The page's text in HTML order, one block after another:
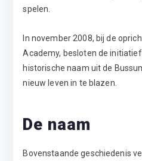
spelen.
In november 2008, bij de
Academy, besloten de
historische naam uit de
nieuw leven in te blazen.
De naam
Bovenstaande geschiedenis